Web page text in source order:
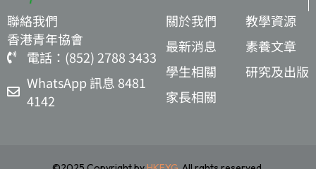
聯絡我們
香港青年協會
電話：(852) 2788 3433
WhatsApp 訊息 8481
4142
關於我們
最新消息
學生相關
家長相關
教學資源
素養文章
研究及出版